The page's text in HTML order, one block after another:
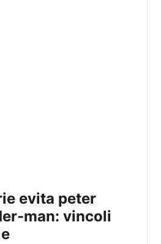
man: vincoli